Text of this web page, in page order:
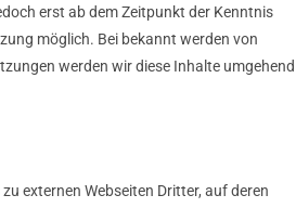
erst ab dem Zeitpunkt der Kenntnis
möglich. Bei bekannt werden von
werden wir diese Inhalte umgehend
externen Webseiten Dritter, auf deren